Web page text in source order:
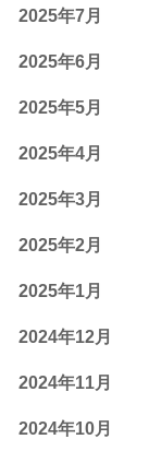
2025年7月
2025年6月
2025年5月
2025年4月
2025年3月
2025年2月
2025年1月
2024年12月
2024年11月
2024年10月